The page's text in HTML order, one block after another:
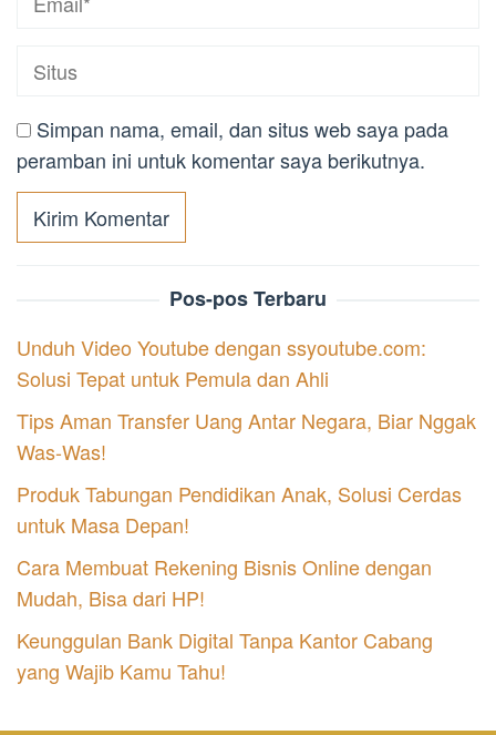
Simpan nama, email, dan situs web saya pada
peramban ini untuk komentar saya berikutnya.
Pos-pos Terbaru
Unduh Video Youtube dengan ssyoutube.com:
Solusi Tepat untuk Pemula dan Ahli
Tips Aman Transfer Uang Antar Negara, Biar Nggak
Was-Was!
Produk Tabungan Pendidikan Anak, Solusi Cerdas
untuk Masa Depan!
Cara Membuat Rekening Bisnis Online dengan
Mudah, Bisa dari HP!
Keunggulan Bank Digital Tanpa Kantor Cabang
yang Wajib Kamu Tahu!